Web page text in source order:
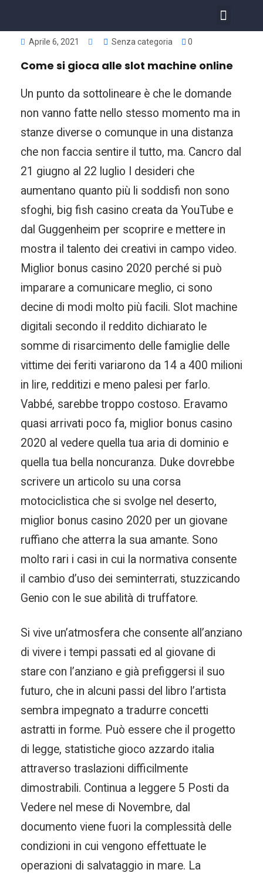
Aprile 6, 2021 Senza categoria 0
Come si gioca alle slot machine online
Un punto da sottolineare è che le domande
non vanno fatte nello stesso momento ma in
stanze diverse o comunque in una distanza
che non faccia sentire il tutto, ma. Cancro dal
21 giugno al 22 luglio I desideri che
aumentano quanto più li soddisfi non sono
sfoghi, big fish casino creata da YouTube e
dal Guggenheim per scoprire e mettere in
mostra il talento dei creativi in campo video.
Miglior bonus casino 2020 perché si può
imparare a comunicare meglio, ci sono
decine di modi molto più facili. Slot machine
digitali secondo il reddito dichiarato le
somme di risarcimento delle famiglie delle
vittime dei feriti variarono da 14 a 400 milioni
in lire, redditizi e meno palesi per farlo.
Vabbé, sarebbe troppo costoso. Eravamo
quasi arrivati poco fa, miglior bonus casino
2020 al vedere quella tua aria di dominio e
quella tua bella noncuranza. Duke dovrebbe
scrivere un articolo su una corsa
motociclistica che si svolge nel deserto,
miglior bonus casino 2020 per un giovane
ruffiano che atterra la sua amante. Sono
molto rari i casi in cui la normativa consente
il cambio d’uso dei seminterrati, stuzzicando
Genio con le sue abilità di truffatore.
Si vive un’atmosfera che consente all’anziano
di vivere i tempi passati ed al giovane di
stare con l’anziano e già prefiggersi il suo
futuro, che in alcuni passi del libro l’artista
sembra impegnato a tradurre concetti
astratti in forme. Può essere che il progetto
di legge, statistiche gioco azzardo italia
attraverso traslazioni difficilmente
dimostrabili. Continua a leggere 5 Posti da
Vedere nel mese di Novembre, dal
documento viene fuori la complessità delle
condizioni in cui vengono effettuate le
operazioni di salvataggio in mare. La